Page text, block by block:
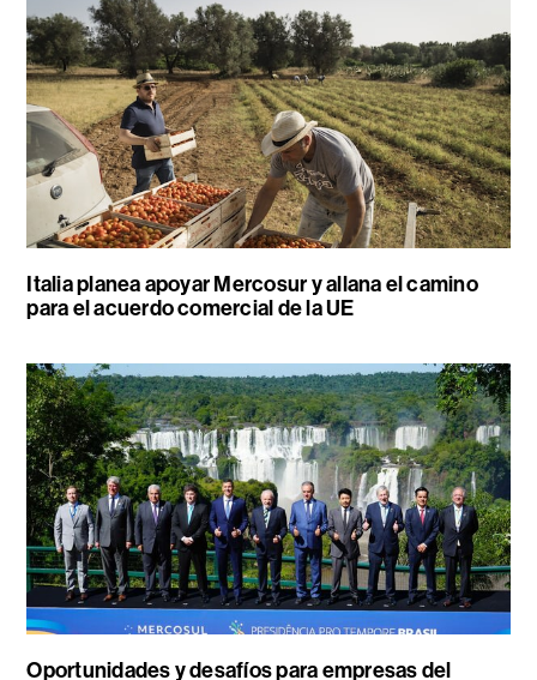
Italia planea apoyar Mercosur y allana el camino
para el acuerdo comercial de la UE
Oportunidades y desafíos para empresas del